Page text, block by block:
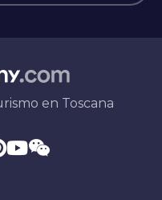
en Toscana